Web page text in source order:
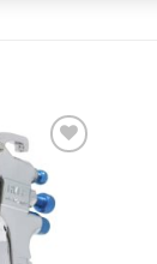
Add to
wishlist